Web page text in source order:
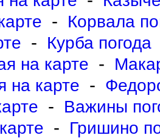
-
Корвала
-
Курба погода
на карте -
на карте -
-
ажины
-
Гришино